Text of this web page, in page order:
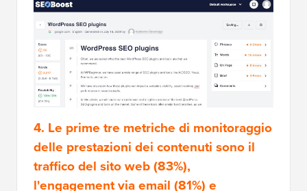
4. Le prime tre metriche di monitoraggio
delle prestazioni dei contenuti sono il
traffico del sito web (83%),
l'engagement via email (81%) e